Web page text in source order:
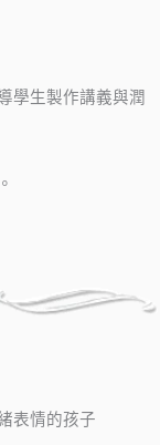
學生製作講義與潤
表情的孩子